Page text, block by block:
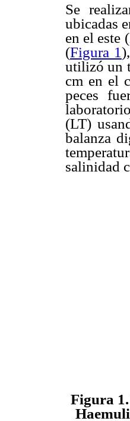
Se
ubicadas
en el este
(Figura 1
utilizó un
cm en el
peces
(LT)
balanza
salinidad
Figura